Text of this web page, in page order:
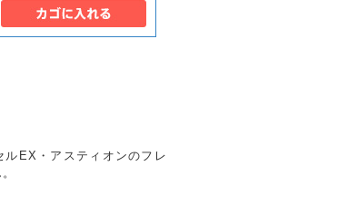
EX・アスティオンのフレ